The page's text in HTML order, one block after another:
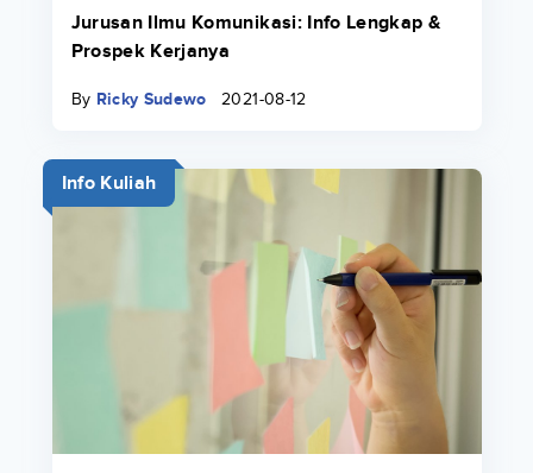
Jurusan Ilmu Komunikasi: Info Lengkap &
Prospek Kerjanya
By Ricky Sudewo 2021-08-12
Info Kuliah